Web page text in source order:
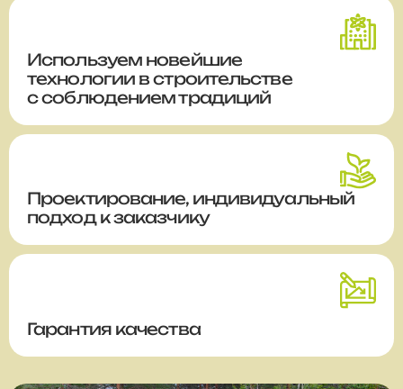
Используем новейшие
технологии в строительстве
с соблюдением традиций
Проектирование, индивидуальный
подход к заказчику
Гарантия качества